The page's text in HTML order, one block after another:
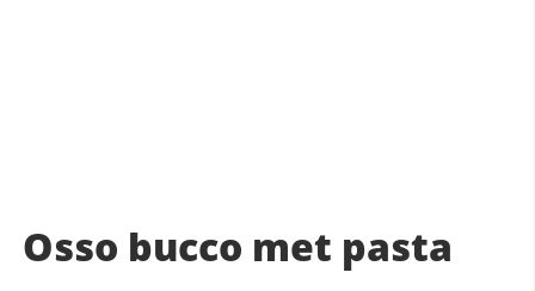
Osso bucco met pasta